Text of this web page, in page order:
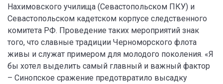
Нахимовского училища (Севастопольском ПКУ) и
Севастопольском кадетском корпусе следственного
комитета РФ. Проведение таких мероприятий знак
того, что славные традиции Черноморского флота
живы и служат примером для молодого поколения. «Я
бы хотел выделить самый главный и важный фактор
– Синопское сражение предотвратило высадку